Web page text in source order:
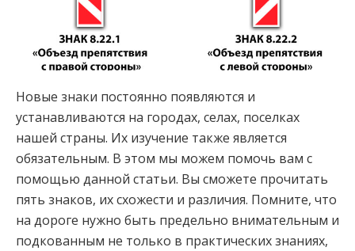
Новые знаки постоянно появляются и
устанавливаются на городах, селах, поселках
нашей страны. Их изучение также является
обязательным. В этом мы можем помочь вам с
помощью данной статьи. Вы сможете прочитать
пять знаков, их схожести и различия. Помните, что
на дороге нужно быть предельно внимательным и
подкованным не только в практических знаниях,